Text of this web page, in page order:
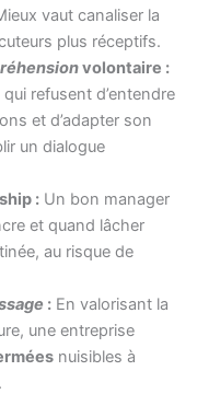
vaut canaliser la
plus réceptifs.
volontaire :
refusent d’entendre
et d’adapter son
un dialogue
: Un bon manager
et quand lâcher
au risque de
: En valorisant la
une entreprise
nuisibles à